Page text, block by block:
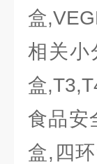
盒
相关小
盒
食品安
盒,四